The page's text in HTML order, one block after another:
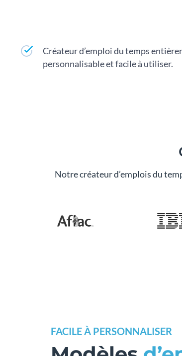
Créateur d’emploi du temps
personnalisable et facile à utiliser.
Notre créateur d’emplois du
FACILE À PERSONNALISER